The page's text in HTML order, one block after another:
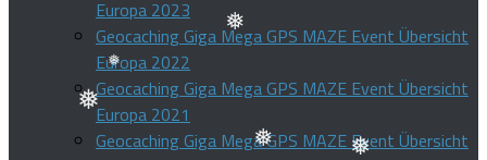
❅
❅
❅
Europa 2023
Geocaching Giga Mega GPS MAZE Event Übersicht
Europa 2022
Geocaching Giga Mega GPS MAZE Event Übersicht
Europa 2021
Geocaching Giga Mega GPS MAZE Event Übersicht